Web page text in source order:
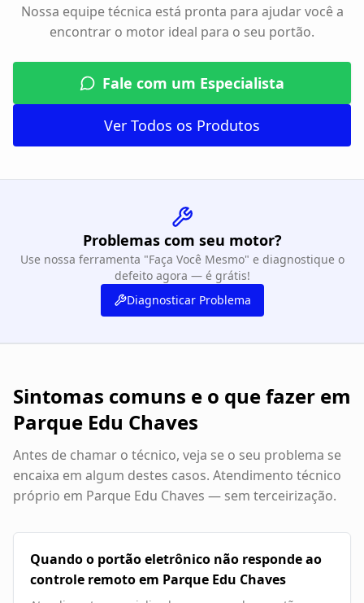
Nossa equipe técnica está pronta para ajudar você a
encontrar o motor ideal para o seu portão.
Fale com um Especialista
Ver Todos os Produtos
Problemas com seu motor?
Use nossa ferramenta "Faça Você Mesmo" e diagnostique o
defeito agora — é grátis!
Diagnosticar Problema
Sintomas comuns e o que fazer em
Parque Edu Chaves
Antes de chamar o técnico, veja se o seu problema se
encaixa em algum destes casos. Atendimento técnico
próprio em Parque Edu Chaves — sem terceirização.
Quando o portão eletrônico não responde ao
controle remoto em Parque Edu Chaves